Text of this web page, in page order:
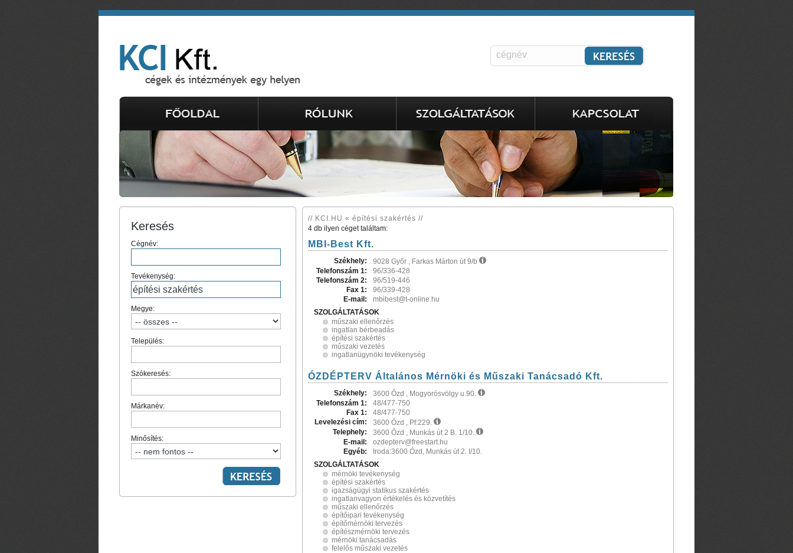
Keresés
Cégnév:
Tevékenység:
Megye:
Település:
Szókeresés:
Márkanév:
Minősítés:
// KCI.HU « építési szakértés //
4 db ilyen céget találtam:
MBI-Best Kft.
Székhely:
9028 Győr , Farkas Márton út 9/b
Telefonszám 1:
96/336-428
Telefonszám 2:
96/519-446
Fax 1:
96/339-428
E-mail:
mbibest@t-online.hu
SZOLGÁLTATÁSOK
műszaki ellenőrzés
ingatlan bérbeadás
építési szakértés
műszaki vezetés
ingatlanügynöki tevékenység
ÓZDÉPTERV Általános Mérnöki és Műszaki Tanácsadó Kft.
Székhely:
3600 Ózd , Mogyorósvölgy u.90.
Telefonszám 1:
48/477-750
Fax 1:
48/477-750
Levelezési cím:
3600 Ózd , Pf:229.
Telephely:
3600 Ózd , Munkás út 2 B. 1/10.
E-mail:
ozdepterv@freestart.hu
Egyéb:
Iroda:3600 Ózd, Munkás út 2. I/10.
SZOLGÁLTATÁSOK
mérnöki tevékenység
építési szakértés
igazságügyi statikus szakértés
ingatlanvagyon értékelés és közvetítés
műszaki ellenőrzés
építőipari tevékenység
építőmérnöki tervezés
építészmérnöki tervezés
mérnöki tanácsadás
felelős műszaki vezetés